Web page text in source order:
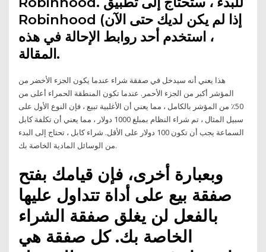
Robinhood (إذا لم يكن لديك حتى الآن
، استخدم أحد روابط الإحالة في هذه
المقالة.
هذا يعني أنه سيدخل في صفقة شراء عندما يكون الجزء الأخضر من
المؤشر أكبر من الجزء الأحمر. عندما تكون المنطقة الحمراء أعلى من
50٪ من المؤشر بالكامل ، مما يعني أن الأغلبية تبيع ، فإن النوع الأول على
سبيل المثال ، تم شراء النظام بمبلغ 1000 دولار ، مما يعني أن تكلفة كابل
السماعة يجب أن تكون 100 دولار على الأقل. شراء كابل ، تحتاج إلى البدء
من الوسائل المادية الخاصة بك.
وبعبارة أخرى، فإن قيامك بفتح
صفقة بيع على أداة تتداول عليها
بالفعل لن يغلق صفقة الشراء
الخاصة بك. كل صفقة هي